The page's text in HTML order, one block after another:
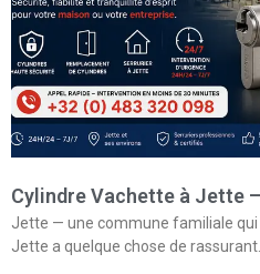
Cylindre Vachette à Jette
Jette — une commune familiale
Jette a quelque chose de rassurant.